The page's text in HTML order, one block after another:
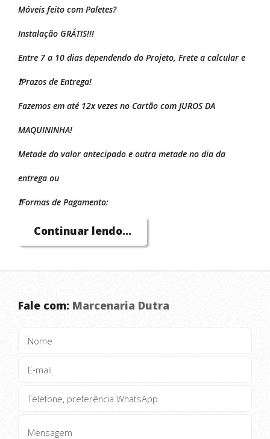
Móveis feito com Paletes?
Instalação GRÁTIS!!!
Entre 7 a 10 dias dependendo do Projeto, Frete a calcular e
❗Prazos de Entrega!
Fazemos em até 12x vezes no Cartão com JUROS DA
MAQUININHA!
Metade do valor antecipado e outra metade no dia da
entrega ou
❗Formas de Pagamento:
❗Trabalhamos com todos os tipos de Madeira maciça e
compensado naval, sempre a sua Preferência e Escolha!
Apresente seu Projeto que nós abraçamos sua ideia.....
❗Móveis em Madeira maciça, Compensado naval, no estilo
móveis Rústicos, Nichos e afins..
❗Mande seu Projeto para Orçamento Gratuito !
Continuar lendo...
Fale com: Marcenaria Dutra